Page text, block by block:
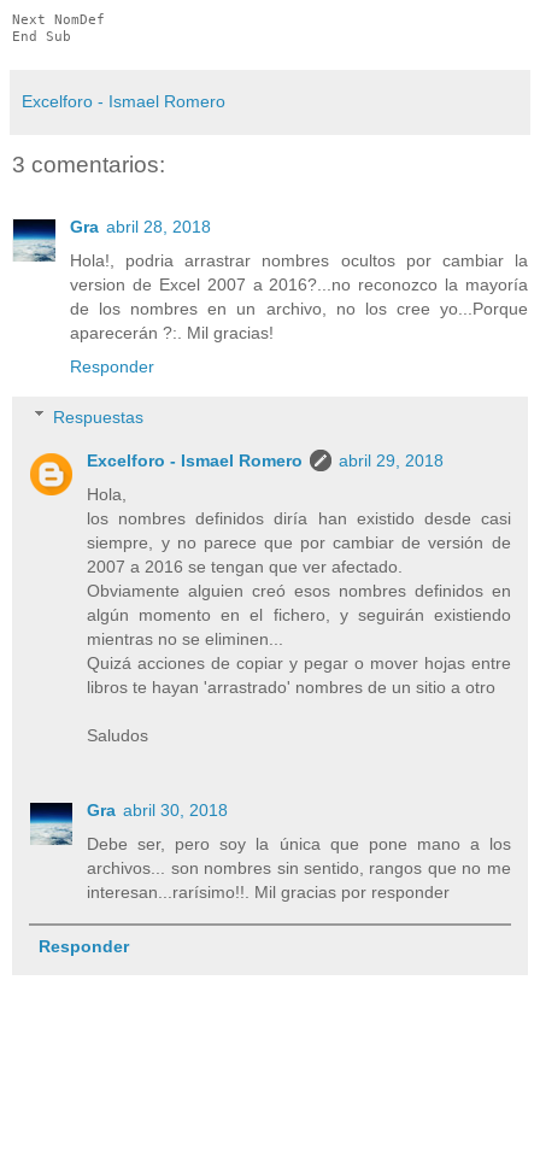
Next NomDef
End Sub
Excelforo - Ismael Romero
3 comentarios:
Gra abril 28, 2018
Hola!, podria arrastrar nombres ocultos por cambiar la
version de Excel 2007 a 2016?...no reconozco la mayoría
de los nombres en un archivo, no los cree yo...Porque
aparecerán ?:. Mil gracias!
Responder
Respuestas
Excelforo - Ismael Romero
abril 29, 2018
Hola,
los nombres definidos diría han existido desde casi
siempre, y no parece que por cambiar de versión de
2007 a 2016 se tengan que ver afectado.
Obviamente alguien creó esos nombres definidos en
algún momento en el fichero, y seguirán existiendo
mientras no se eliminen...
Quizá acciones de copiar y pegar o mover hojas entre
libros te hayan 'arrastrado' nombres de un sitio a otro
Saludos
Gra abril 30, 2018
Debe ser, pero soy la única que pone mano a los
archivos... son nombres sin sentido, rangos que no me
interesan...rarísimo!!. Mil gracias por responder
Responder